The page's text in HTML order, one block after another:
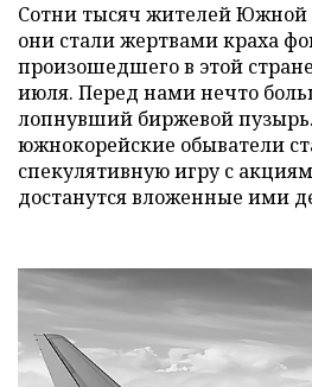
Сотни тысяч жителей Южной
они стали жертвами краха
произошедшего в этой
июля. Перед нами нечто
лопнувший биржевой
южнокорейские обыватели
спекулятивную игру с
достанутся вложенные ими